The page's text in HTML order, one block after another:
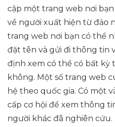
cập một trang web nơi
về người xuất hiện từ đảo
trang web nơi bạn có thể
đặt tên và gửi đi thông tin
định xem có thể có bất kỳ
không. Một số trang web
hệ theo quốc gia. Có một
cấp cơ hội để xem thông
người khác đã nghiên